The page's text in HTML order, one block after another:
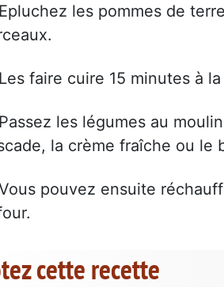
Epluchez les pommes de
Les faire cuire 15 minutes à
Passez les légumes au
la crème fraîche ou le
pouvez ensuite
cette recette